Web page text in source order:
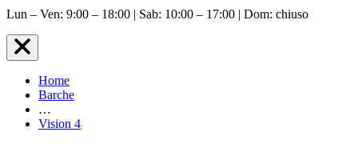
Lun – Ven: 9:00 – 18:00 | Sab: 10:00 – 17:00 | Dom: chiuso
Home
Barche
…
Vision 4